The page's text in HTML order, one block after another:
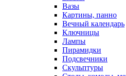
Вазы
Картины, панно
Вечный календарь
Ключницы
Лампы
Пирамидки
Подсвечники
Скульптуры